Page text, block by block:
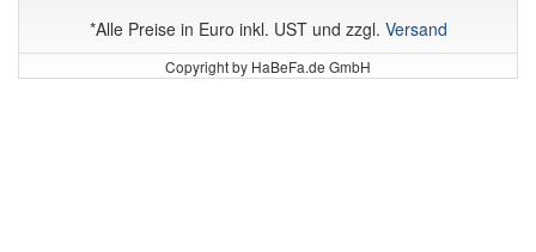
*Alle Preise in Euro inkl. UST und zzgl. Versand
Copyright by HaBeFa.de GmbH